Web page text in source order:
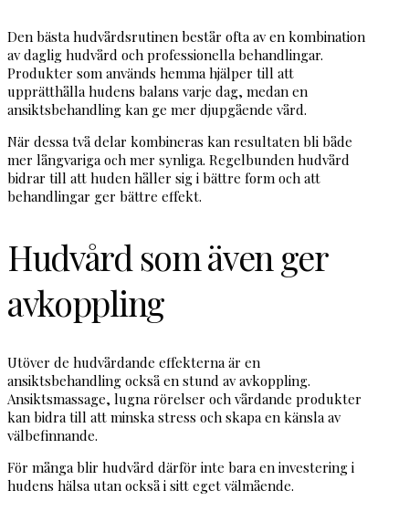
Den bästa hudvårdsrutinen består ofta av en kombination
av daglig hudvård och professionella behandlingar.
Produkter som används hemma hjälper till att
upprätthålla hudens balans varje dag, medan en
ansiktsbehandling kan ge mer djupgående vård.
När dessa två delar kombineras kan resultaten bli både
mer långvariga och mer synliga. Regelbunden hudvård
bidrar till att huden håller sig i bättre form och att
behandlingar ger bättre effekt.
Hudvård som även ger
avkoppling
Utöver de hudvårdande effekterna är en
ansiktsbehandling också en stund av avkoppling.
Ansiktsmassage, lugna rörelser och vårdande produkter
kan bidra till att minska stress och skapa en känsla av
välbefinnande.
För många blir hudvård därför inte bara en investering i
hudens hälsa utan också i sitt eget välmående.